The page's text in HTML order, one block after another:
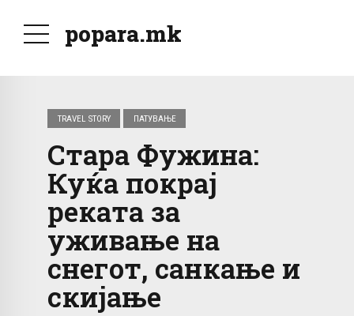
popara.mk
TRAVEL STORY ПАТУВАЊЕ
Стара Фужина:
Куќа покрај
реката за
уживање на
снегот, санкање и
скијање